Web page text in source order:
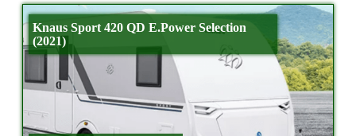
Knaus Sport 420 QD E.Power Selection
(2021)